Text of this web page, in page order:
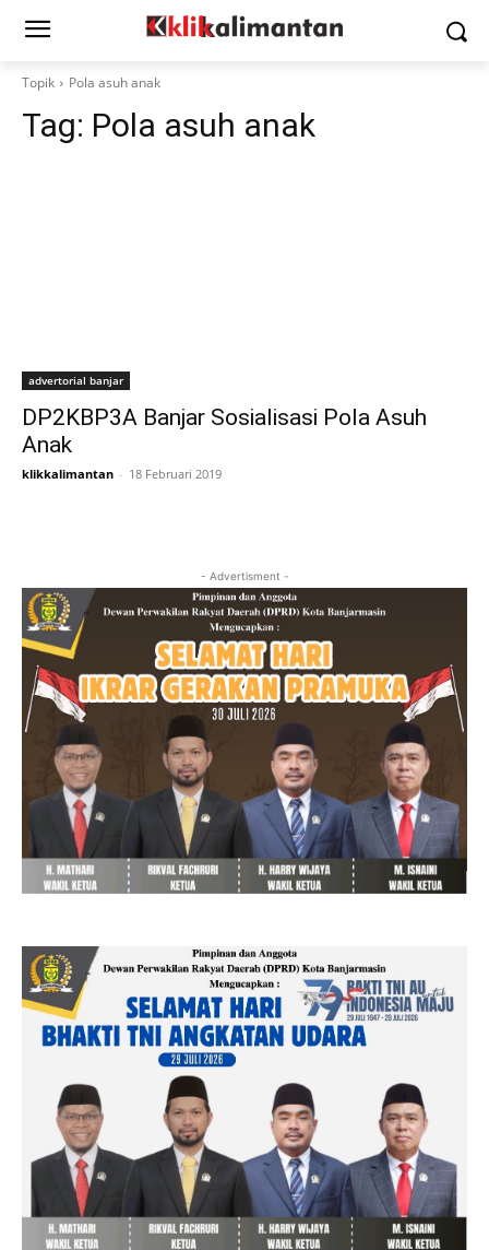
Topik Pola asuh anak
Tag: Pola asuh anak
advertorial banjar
DP2KBP3A Banjar Sosialisasi Pola Asuh
Anak
klikkalimantan - 18 Februari 2019
- Advertisment -